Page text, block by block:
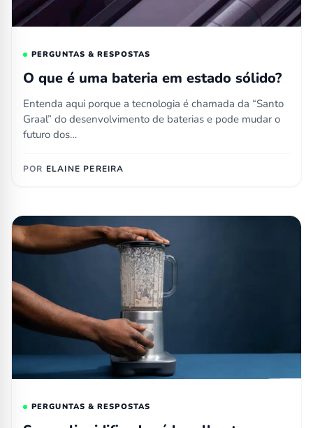
PERGUNTAS & RESPOSTAS
O que é uma bateria em estado sólido?
Entenda aqui porque a tecnologia é chamada da “Santo
Graal” do desenvolvimento de baterias e pode mudar o
futuro dos…
POR ELAINE PEREIRA
PERGUNTAS & RESPOSTAS